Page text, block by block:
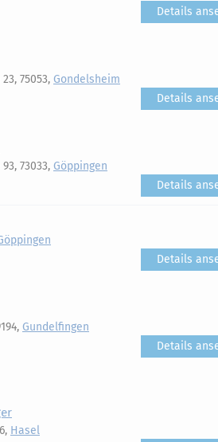
Details
75053, Gondelsheim
Details
73033, Göppingen
Details
Details
Gundelfingen
Details
Hasel